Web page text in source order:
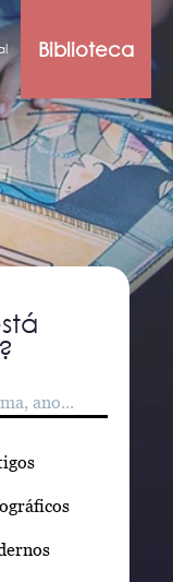
Biblioteca